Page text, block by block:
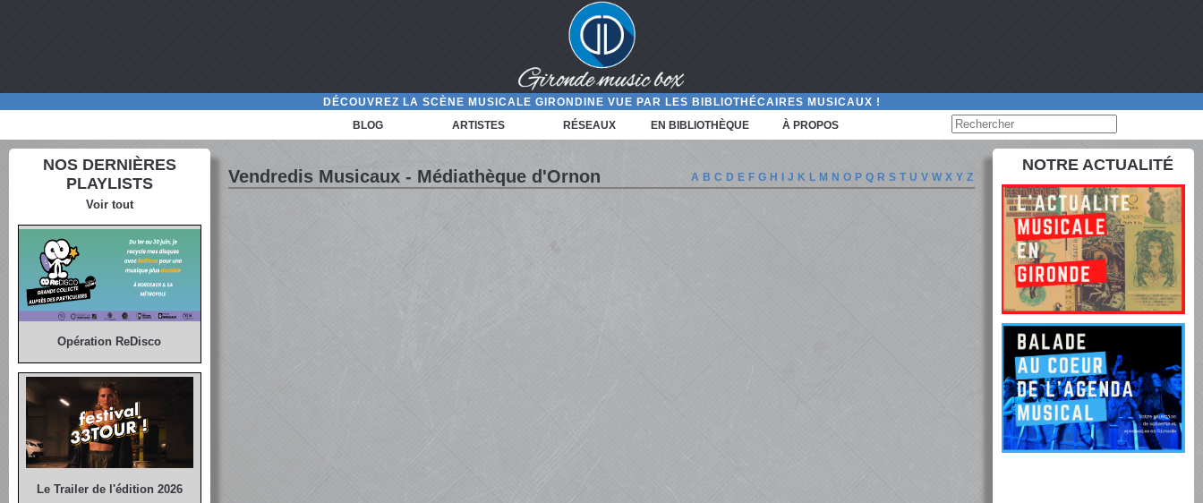
DÉCOUVREZ LA SCÈNE MUSICALE GIRONDINE VUE PAR LES BIBLIOTHÉCAIRES MUSICAUX !
BLOG
ARTISTES RÉSEAUX EN BIBLIOTHÈQUE À PROPOS
NOS DERNIÈRES
PLAYLISTS
Voir tout
Opération ReDisco
Le Trailer de l'édition 2026
Vendredis Musicaux - Médiathèque d'Ornon A B C D E F G H I J K L M N O P Q R S T U V W X Y Z
NOTRE ACTUALITÉ